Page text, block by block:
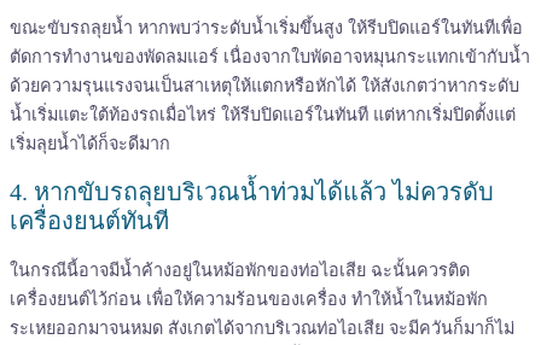
ขณะขับรถลุยน้ำ หากพบว่าระดับน้ำเริ่มขึ้นสูง ให้รีบปิดแอร์ในทันทีเพื่อ
ตัดการทำงานของพัดลมแอร์ เนื่องจากใบพัดอาจหมุนกระแทกเข้ากับน้ำ
ด้วยความรุนแรงจนเป็นสาเหตุให้แตกหรือหักได้ ให้สังเกตว่าหากระดับ
น้ำเริ่มแตะใต้ท้องรถเมื่อไหร่ ให้รีบปิดแอร์ในทันที แต่หากเริ่มปิดตั้งแต่
เริ่มลุยน้ำได้ก็จะดีมาก
4. หากขับรถลุยบริเวณน้ำท่วมได้แล้ว ไม่ควรดับ
เครื่องยนต์ทันที
ในกรณีนี้อาจมีน้ำค้างอยู่ในหม้อพักของท่อไอเสีย ฉะนั้นควรติด
เครื่องยนต์ไว้ก่อน เพื่อให้ความร้อนของเครื่อง ทำให้น้ำในหม้อพัก
ระเหยออกมาจนหมด สังเกตได้จากบริเวณท่อไอเสีย จะมีควันก็มาก็ไม่